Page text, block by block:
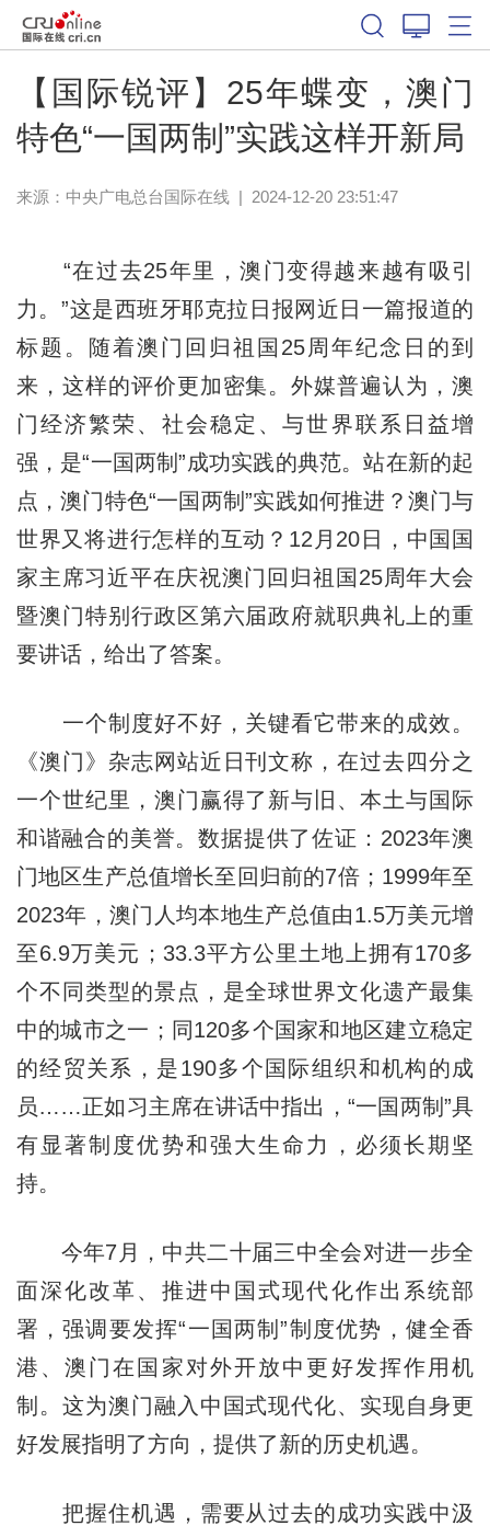
【国际锐评】25年蝶变，澳门
特色“一国两制”实践这样开新局
来源：中央广电总台国际在线| 2024-12-20 23:51:47
“在过去25年里，澳门变得越来越有吸引
力。”这是西班牙耶克拉日报网近日一篇报道的
标题。随着澳门回归祖国25周年纪念日的到
来，这样的评价更加密集。外媒普遍认为，澳
门经济繁荣、社会稳定、与世界联系日益增
强，是“一国两制”成功实践的典范。站在新的起
点，澳门特色“一国两制”实践如何推进？澳门与
世界又将进行怎样的互动？12月20日，中国国
家主席习近平在庆祝澳门回归祖国25周年大会
暨澳门特别行政区第六届政府就职典礼上的重
要讲话，给出了答案。
一个制度好不好，关键看它带来的成效。
《澳门》杂志网站近日刊文称，在过去四分之
一个世纪里，澳门赢得了新与旧、本土与国际
和谐融合的美誉。数据提供了佐证：2023年澳
门地区生产总值增长至回归前的7倍；1999年至
2023年，澳门人均本地生产总值由1.5万美元增
至6.9万美元；33.3平方公里土地上拥有170多
个不同类型的景点，是全球世界文化遗产最集
中的城市之一；同120多个国家和地区建立稳定
的经贸关系，是190多个国际组织和机构的成
员……正如习主席在讲话中指出，“一国两制”具
有显著制度优势和强大生命力，必须长期坚
持。
今年7月，中共二十届三中全会对进一步全
面深化改革、推进中国式现代化作出系统部
署，强调要发挥“一国两制”制度优势，健全香
港、澳门在国家对外开放中更好发挥作用机
制。这为澳门融入中国式现代化、实现自身更
好发展指明了方向，提供了新的历史机遇。
把握住机遇，需要从过去的成功实践中汲